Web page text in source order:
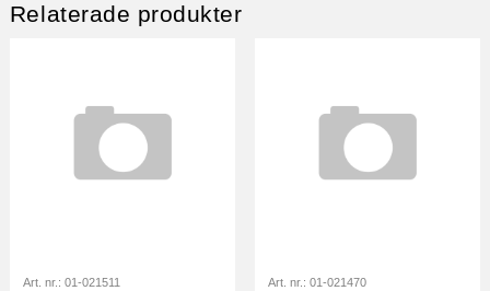
Relaterade produkter
Art. nr.: 01-021511 Art. nr.: 01-021470